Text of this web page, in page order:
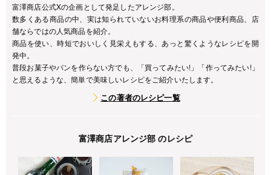
富澤商店公式Xの企画として発足したアレンジ部。
数多くある商品の中、実は知られていないお料理系の商品や便利商品、店
舗ならではの人気商品を紹介。
商品を使い、時短でおいしく見栄えもする、あっと驚くようなレシピを開
発中。
普段お菓子やパンを作らない方でも、「買ってみたい!」「作ってみたい!」
と思えるような、簡単で美味しいレシピをご紹介いたします。
この著者のレシピ一覧
富澤商店アレンジ部 のレシピ